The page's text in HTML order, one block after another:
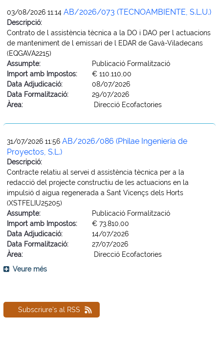
03/08/2026 11:14 AB/2026/073 (TECNOAMBIENTE, S.L.U.)
Descripció:
Contrato de l assistència tècnica a la DO i DAO per l actuacions
de manteniment de l emissari de l EDAR de Gavà-Viladecans
(EQGAVA2215)
Assumpte:
Publicació Formalització
Import amb Impostos:
€ 110.110,00
Data Adjudicació:
08/07/2026
Data Formalització:
29/07/2026
Àrea:
Direcció Ecofactories
31/07/2026 11:56 AB/2026/086 (Philae Ingeniería de
Proyectos, S.L.)
Descripció:
Contracte relatiu al servei d assistència tècnica per a la
redacció del projecte constructiu de les actuacions en la
impulsió d aigua regenerada a Sant Vicençs dels Horts
(XSTFELIU25205)
Assumpte:
Publicació Formalització
Import amb Impostos:
€ 73.810,00
Data Adjudicació:
14/07/2026
Data Formalització:
27/07/2026
Àrea:
Direcció Ecofactories
Veure més
Subscriure's al RSS